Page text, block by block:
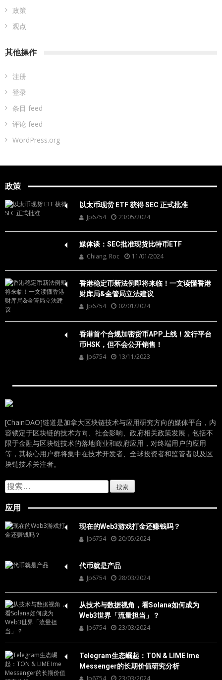
政策
观点
其他操作
注册
登录
条目 feed
评论 feed
WordPress.org
政策
以太币现货 ETF 获得 SEC 正式批准
Jp6754 23/05/2024
媒体谈：SEC批准现货比特币ETF
Chiang, Roc 11/01/2024
香港稳定币新法例即将来临！一文读懂香港
财库局&金管局立法建议
Jp6754 02/01/2024
香港首个合规加密货币APP上线！发行平台
币HSK，但不会公开销售！
Jp6754 13/11/2023
[ChainDAO]链道是加拿大区块链技术与应用研究方向的媒体平台，内
容锁定于区块链的技术方向、社会影响、政府相关政策发展，包括不
限于金融与区块链技术的落地商业和政府应用，对终端用户的应用
等，其核心用户群将集中在技术开发者、全球投资者和监管者以及区
块链技术关注者。
搜
索：
应用
现在的Web3游戏打金还赚钱吗？
Jp6754 20/05/2024
代币就是产品
Jp6754 28/03/2024
从技术与数据视角，看Solana如何成为
Web3世界「流量担当」？
Jp6754 23/03/2024
Telegram生态崛起：TON & LIME Ime
Messenger的长期价值研究分析
Jp6754 23/03/2024